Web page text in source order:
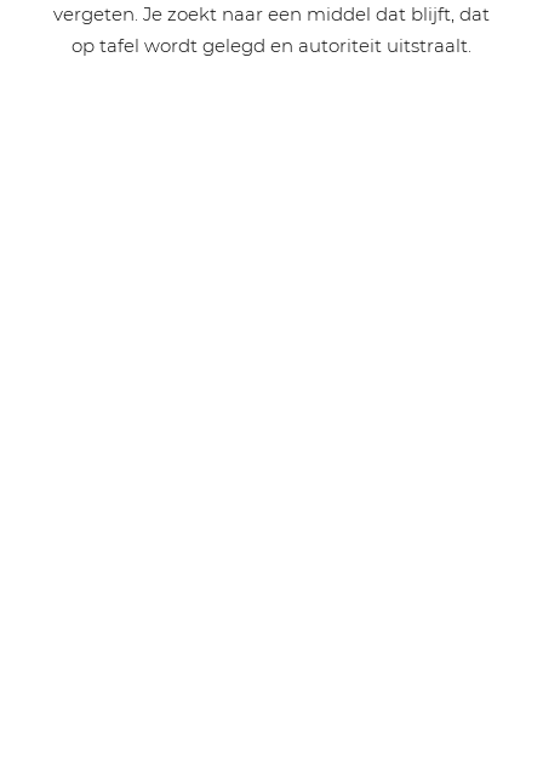
vergeten. Je zoekt naar een middel dat blijft, dat
op tafel wordt gelegd en autoriteit uitstraalt.